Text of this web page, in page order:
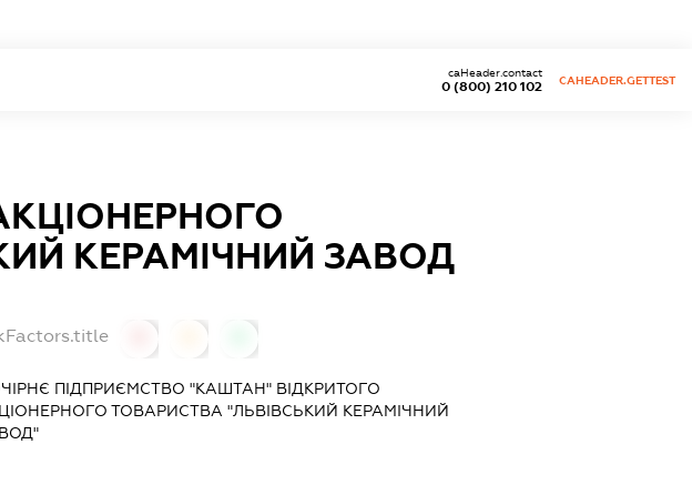
0 (800) 210 102
caHeader.contact
CAHEADER.GETTEST
КЕРАМІЧНИЙ ЗАВОД
ПІДПРИЄМСТВО "КАШТАН" ВІДКРИТОГО
ТОВАРИСТВА "ЛЬВІВСЬКИЙ КЕРАМІЧНИЙ